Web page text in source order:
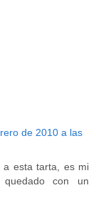
de 2010 a las
a esta tarta, es mi
con un